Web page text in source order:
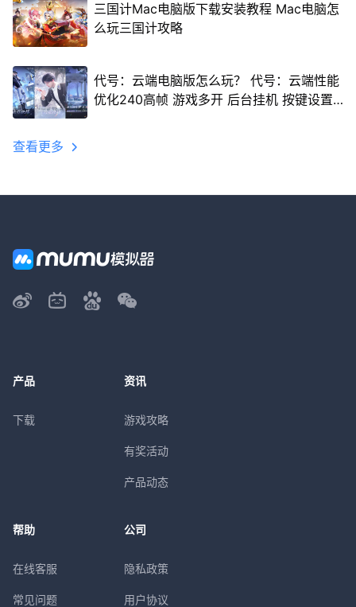
三国计Mac电脑版下载安装教程 Mac电脑怎
么玩三国计攻略
代号：云端电脑版怎么玩？ 代号：云端性能
优化240高帧 游戏多开 后台挂机 按键设置
查看更多
产品
下载
资讯
游戏攻略
有奖活动
产品动态
帮助
在线客服
常见问题
公司
隐私政策
用户协议